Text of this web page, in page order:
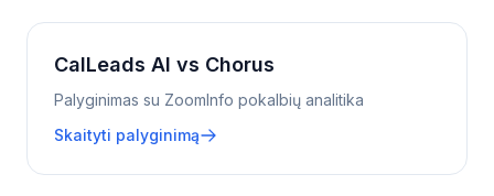
CalLeads AI vs Chorus
Palyginimas su ZoomInfo pokalbių analitika
Skaityti palyginimą